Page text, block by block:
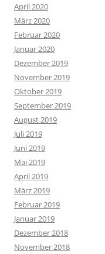
April 2020
März 2020
Februar 2020
Januar 2020
Dezember 2019
November 2019
Oktober 2019
September 2019
August 2019
Juli 2019
Juni 2019
Mai 2019
April 2019
März 2019
Februar 2019
Januar 2019
Dezember 2018
November 2018